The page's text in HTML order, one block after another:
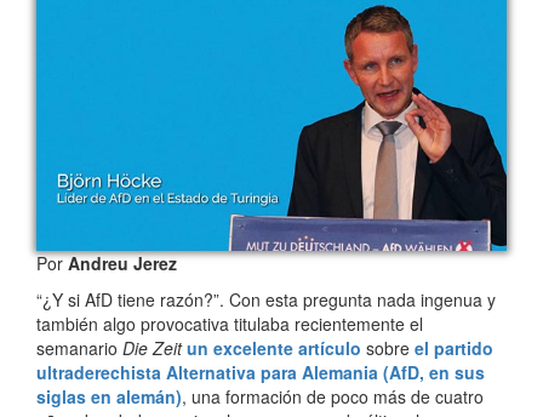
PorAndreu Jerez
“¿Y si AfD tiene razón?”. Con esta pregunta nada ingenua y
también algo provocativa titulaba recientemente el
semanario Die Zeit un excelente artículo sobre el partido
ultraderechista Alternativa para Alemania (AfD, en sus
siglas en alemán), una formación de poco más de cuatro